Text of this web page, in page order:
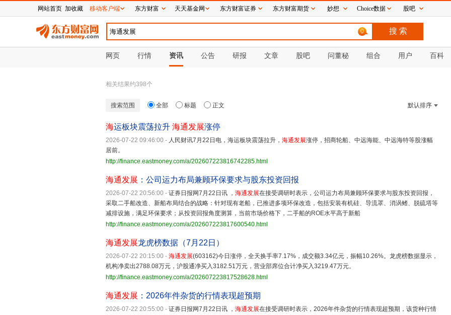
0
网页 行情 资讯 公告 研报 文章 股吧 问董秘 组合 用户 百科
相关结果约398个
搜索范围 全部 标题 正文 默认排序
海运板块震荡拉升 海通发展涨停
2026-07-22 09:46:00 - 人民财讯7月22日电，海运板块震荡拉升， 海通发展涨停，招商轮船、中远海能、中远海特等股涨幅
居前。
http://finance.eastmoney.com/a/202607223816742285.html
海通发展 ：公司运力布局兼顾环保要求与股东投资回报
2026-07-22 20:56:00 - 证券日报网7月22日讯 ， 海通发展在接受调研时表示，公司运力布局兼顾环保要求与股东投资回报，
采取二手船改造、新船布局结合的战略：针对现有老船，已推进多项环保改造，包括安装有机硅、导流罩、消涡鳍、脱硫塔等
减排设施，满足环保要求；从投资回报角度测算，当前市场价格下，二手船的ROE水平高于新船
http://finance.eastmoney.com/a/202607223817600540.html
海通发展龙虎榜数据（7月22日）
2026-07-22 20:15:00 - 海通发展(603162)今日涨停，全天换手率7.17%，成交额3.34亿元，振幅10.26%。龙虎榜数据显示，
机构净卖出2788.08万元，沪股通净买入3182.51万元，营业部席位合计净买入3219.47万元。
http://finance.eastmoney.com/a/202607223817528628.html
海通发展 ：2026年件杂货的行情表现超预期
2026-07-22 20:55:00 - 证券日报网7月22日讯 ， 海通发展在接受调研时表示，2026年件杂货的行情表现超预期，该货种行情
网站首页 加收藏 移动客户端 东方财富 天天基金网 东方财富证券 东方财富期货 妙想 Choice数据 股吧